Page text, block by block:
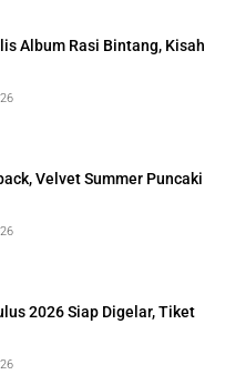
Album Rasi Bintang, Kisah
Velvet Summer Puncaki
2026 Siap Digelar, Tiket